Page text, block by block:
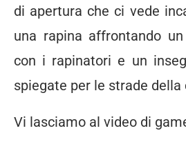
di apertura che ci vede
una rapina affrontando
con i rapinatori e un
spiegate per le strade della
Vi lasciamo al video di